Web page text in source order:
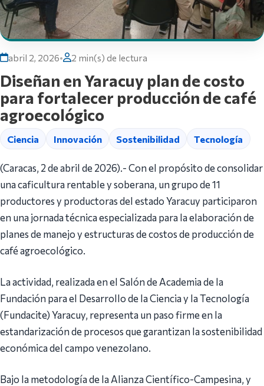
abril 2, 2026• 2 min(s) de lectura
Diseñan en Yaracuy plan de costo
para fortalecer producción de café
agroecológico
Ciencia Innovación Sostenibilidad Tecnología
(Caracas, 2 de abril de 2026).- Con el propósito de consolidar
una caficultura rentable y soberana, un grupo de 11
productores y productoras del estado Yaracuy participaron
en una jornada técnica especializada para la elaboración de
planes de manejo y estructuras de costos de producción de
café agroecológico.
La actividad, realizada en el Salón de Academia de la
Fundación para el Desarrollo de la Ciencia y la Tecnología
(Fundacite) Yaracuy, representa un paso firme en la
estandarización de procesos que garantizan la sostenibilidad
económica del campo venezolano.
Bajo la metodología de la Alianza Científico-Campesina, y